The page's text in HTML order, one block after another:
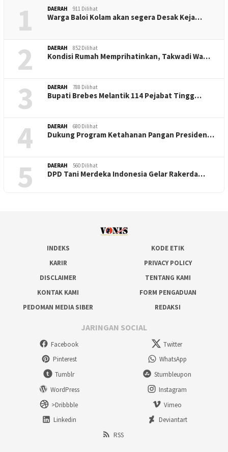
1 DAERAH 911 Dilihat
Warga Baloi Kolam akan segera Desak Keja…
2 DAERAH 852 Dilihat
Kondisi Rumah Memprihatinkan, Takwadi Wa…
3 DAERAH 788 Dilihat
Bupati Brebes Melantik 114 Pejabat Tingg…
4 DAERAH 680 Dilihat
Dukung Program Ketahanan Pangan Presiden…
5 DAERAH 560 Dilihat
DPD Tani Merdeka Indonesia Gelar Rakerda…
INDEKS
KODE ETIK
KARIR
PRIVACY POLICY
DISCLAIMER
TENTANG KAMI
KONTAK KAMI
FORM PENGADUAN
PEDOMAN MEDIA SIBER
REDAKSI
JARINGAN SOCIAL
Facebook
Twitter
Pinterest
WhatsApp
Tumblr
Stumbleupon
WordPress
Instagram
>Dribbble
Vimeo
Linkedin
Deviantart
RSS